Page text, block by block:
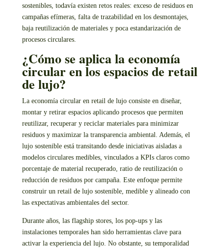
sostenibles, todavía existen retos reales: exceso de residuos en
campañas efímeras, falta de trazabilidad en los desmontajes,
baja reutilización de materiales y poca estandarización de
procesos circulares.
¿Cómo se aplica la economía
circular en los espacios de retail
de lujo?
La economía circular en retail de lujo consiste en diseñar,
montar y retirar espacios aplicando procesos que permiten
reutilizar, recuperar y reciclar materiales para minimizar
residuos y maximizar la transparencia ambiental. Además, el
lujo sostenible está transitando desde iniciativas aisladas a
modelos circulares medibles, vinculados a KPIs claros como
porcentaje de material recuperado, ratio de reutilización o
reducción de residuos por campaña. Este enfoque permite
construir un retail de lujo sostenible, medible y alineado con
las expectativas ambientales del sector.
Durante años, las flagship stores, los pop-ups y las
instalaciones temporales han sido herramientas clave para
activar la experiencia del lujo. No obstante, su temporalidad